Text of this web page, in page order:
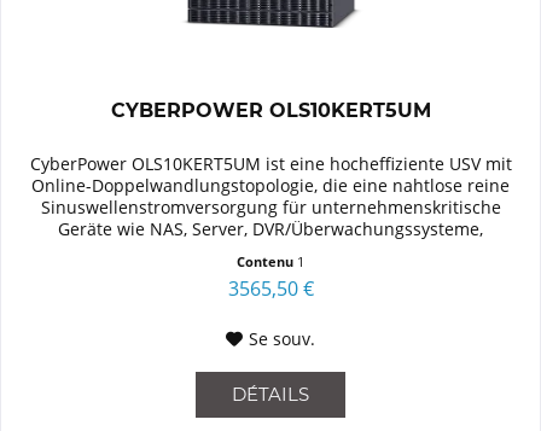
CYBERPOWER OLS10KERT5UM
CyberPower OLS10KERT5UM ist eine hocheffiziente USV mit
Online-Doppelwandlungstopologie, die eine nahtlose reine
Sinuswellenstromversorgung für unternehmenskritische
Geräte wie NAS, Server, DVR/Überwachungssysteme,
Contenu 1
3565,50 €
Se souv.
DÉTAILS